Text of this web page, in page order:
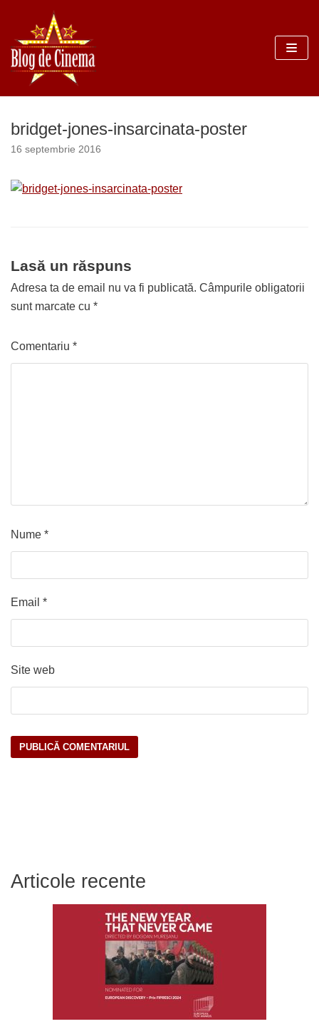
Sari
la
conținut
bridget-jones-insarcinata-poster
16 septembrie 2016
Lasă un răspuns
Adresa ta de email nu va fi publicată. Câmpurile obligatorii
sunt marcate cu *
Comentariu *
Nume *
Email *
Site web
Articole recente